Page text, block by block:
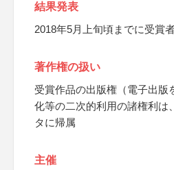
結果発表
2018年5月上旬頃までに受賞
著作権の扱い
受賞作品の出版権（電子出版
化等の二次的利用の諸権利は
タに帰属
主催